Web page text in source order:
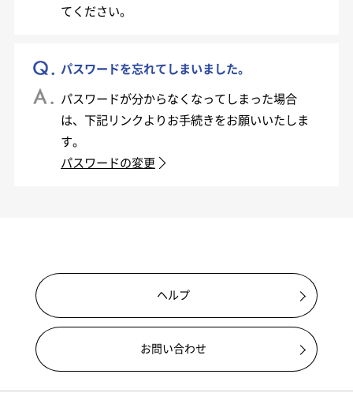
てください。
パスワードを忘れてしまいました。
パスワードが分からなくなってしまった場合
は、下記リンクよりお手続きをお願いいたしま
す。
パスワードの変更
ヘルプ
お問い合わせ